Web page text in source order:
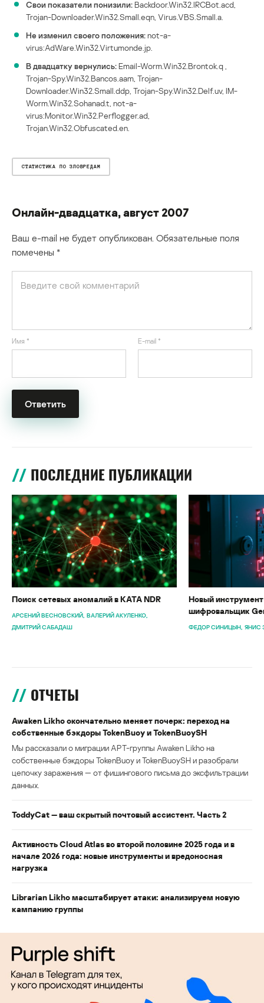
Свои показатели понизили:Backdoor.Win32.IRCBot.acd,
Trojan-Downloader.Win32.Small.eqn, Virus.VBS.Small.a.
Не изменил своего положения:not-a-
virus:AdWare.Win32.Virtumonde.jp.
В двадцатку вернулись:Email-Worm.Win32.Brontok.q ,
Trojan-Spy.Win32.Bancos.aam, Trojan-
Downloader.Win32.Small.ddp, Trojan-Spy.Win32.Delf.uv, IM-
Worm.Win32.Sohanad.t, not-a-
virus:Monitor.Win32.Perflogger.ad,
Trojan.Win32.Obfuscated.en.
СТАТИСТИКА ПО ЗЛОВРЕДАМ
Онлайн-двадцатка, август 2007
Ваш e-mail не будет опубликован. Обязательные поля
помечены *
Имя * E-mail *
ПОСЛЕДНИЕ ПУБЛИКАЦИИ
Поиск сетевых аномалий в KATA NDR
АРСЕНИЙ ВЕСНОВСКИЙ ВАЛЕРИЙ АКУЛЕНКО
ДМИТРИЙ САБАДАШ
Новый
шифровальщик
ФЕДОР СИНИЦЫН ЯНИС
ОТЧЕТЫ
Awaken Likho окончательно меняет почерк: переход на
собственные бэкдоры TokenBuoy и TokenBuoySH
Мы рассказали о миграции APT-группы Awaken Likho на
собственные бэкдоры TokenBuoy и TokenBuoySH и разобрали
цепочку заражения — от фишингового письма до эксфильтрации
данных.
ToddyCat — ваш скрытый почтовый ассистент. Часть 2
Активность Cloud Atlas во второй половине 2025 года и в
начале 2026 года: новые инструменты и вредоносная
нагрузка
Librarian Likho масштабирует атаки: анализируем новую
кампанию группы